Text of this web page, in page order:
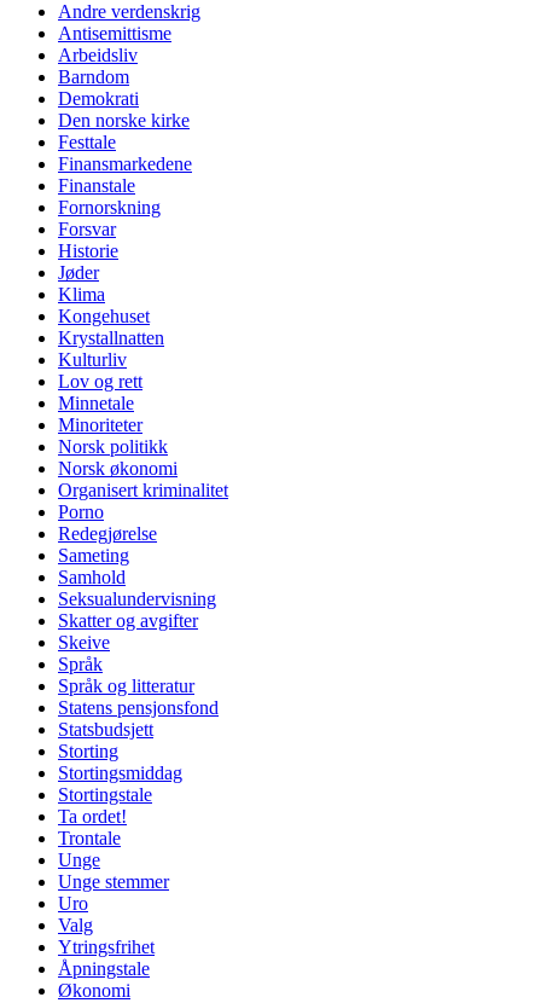
Andre verdenskrig
Antisemittisme
Arbeidsliv
Barndom
Demokrati
Den norske kirke
Festtale
Finansmarkedene
Finanstale
Fornorskning
Forsvar
Historie
Jøder
Klima
Kongehuset
Krystallnatten
Kulturliv
Lov og rett
Minnetale
Minoriteter
Norsk politikk
Norsk økonomi
Organisert kriminalitet
Porno
Redegjørelse
Sameting
Samhold
Seksualundervisning
Skatter og avgifter
Skeive
Språk
Språk og litteratur
Statens pensjonsfond
Statsbudsjett
Storting
Stortingsmiddag
Stortingstale
Ta ordet!
Trontale
Unge
Unge stemmer
Uro
Valg
Ytringsfrihet
Åpningstale
Økonomi